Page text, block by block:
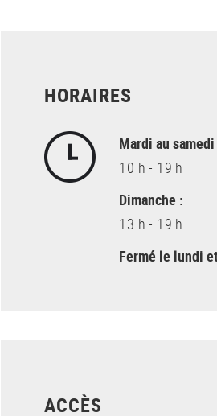
HORAIRES
Mardi au
10 h - 19 h
Dimanche :
13 h - 19 h
Fermé le lundi
ACCÈS